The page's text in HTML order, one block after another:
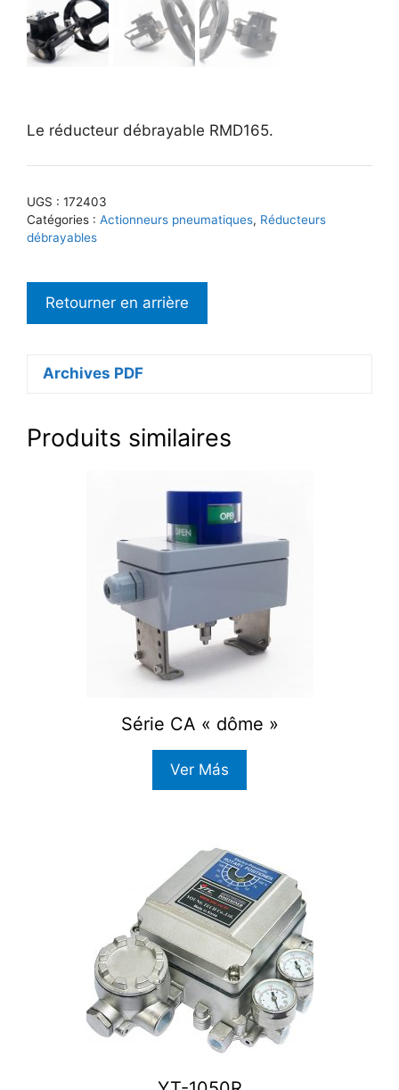
Le réducteur débrayable RMD165.
UGS : 172403
Catégories : Actionneurs pneumatiques, Réducteurs
débrayables
Archives PDF
Produits similaires
Série CA « dôme »
Ver Más